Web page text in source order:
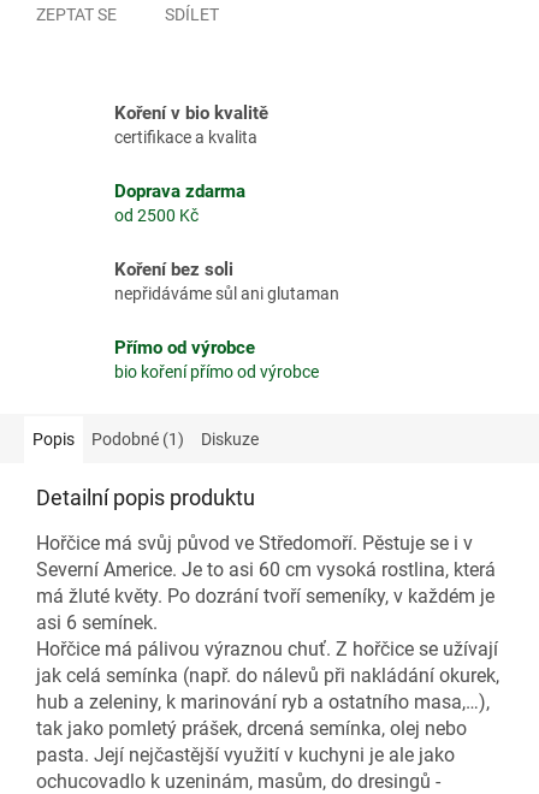
ZEPTAT SE SDÍLET
Koření v bio kvalitě
certifikace a kvalita
Doprava zdarma
od 2500 Kč
Koření bez soli
nepřidáváme sůl ani glutaman
Přímo od výrobce
bio koření přímo od výrobce
Popis Podobné (1) Diskuze
Detailní popis produktu
Hořčice má svůj původ ve Středomoří. Pěstuje se i v
Severní Americe. Je to asi 60 cm vysoká rostlina, která
má žluté květy. Po dozrání tvoří semeníky, v každém je
asi 6 semínek.
Hořčice má pálivou výraznou chuť. Z hořčice se užívají
jak celá semínka (např. do nálevů při nakládání okurek,
hub a zeleniny, k marinování ryb a ostatního masa,…),
tak jako pomletý prášek, drcená semínka, olej nebo
pasta. Její nejčastější využití v kuchyni je ale jako
ochucovadlo k uzeninám, masům, do dresingů -